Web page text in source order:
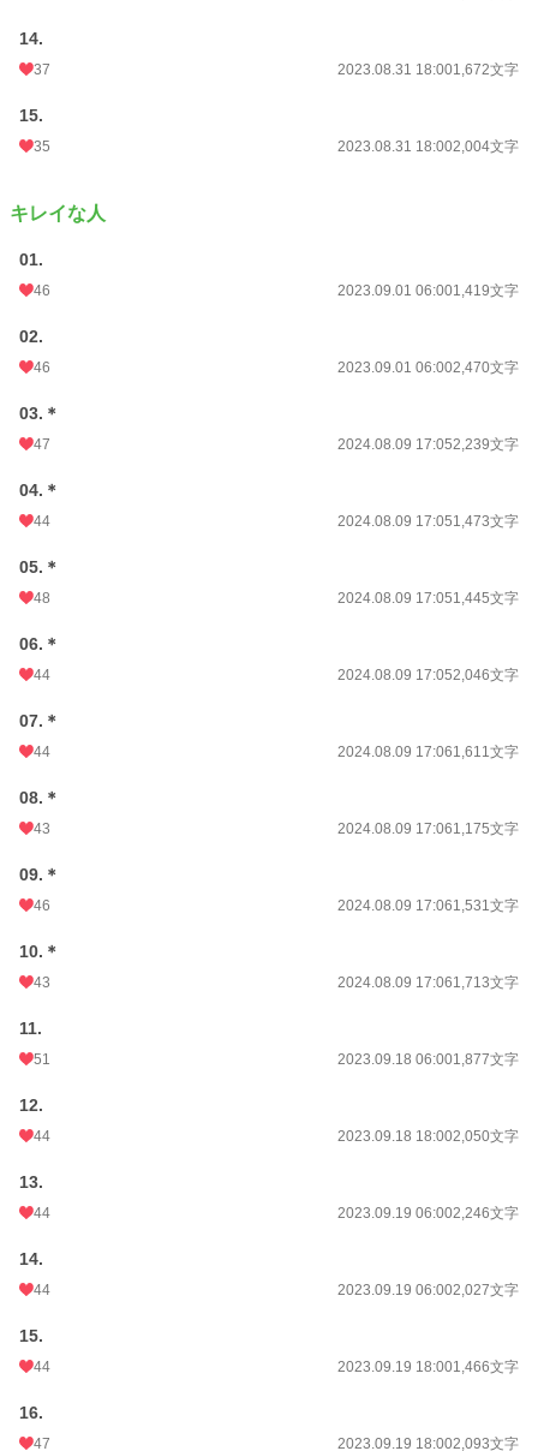
14.
37 2023.08.31 18:001,672文字
15.
35 2023.08.31 18:002,004文字
キレイな人
01.
46 2023.09.01 06:001,419文字
02.
46 2023.09.01 06:002,470文字
03.＊
47 2024.08.09 17:052,239文字
04.＊
44 2024.08.09 17:051,473文字
05.＊
48 2024.08.09 17:051,445文字
06.＊
44 2024.08.09 17:052,046文字
07.＊
44 2024.08.09 17:061,611文字
08.＊
43 2024.08.09 17:061,175文字
09.＊
46 2024.08.09 17:061,531文字
10.＊
43 2024.08.09 17:061,713文字
11.
51 2023.09.18 06:001,877文字
12.
44 2023.09.18 18:002,050文字
13.
44 2023.09.19 06:002,246文字
14.
44 2023.09.19 06:002,027文字
15.
44 2023.09.19 18:001,466文字
16.
47 2023.09.19 18:002,093文字